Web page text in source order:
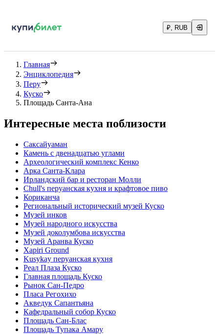
₽, RUB
Главная
Энциклопедия
Перу
Куско
Площадь Санта-Ана
Интересные места поблизости
Саксайуаман
Камень с двенадцатью углами
Археологический комплекс Кенко
Арка Санта-Клара
Ирландский бар и ресторан Молли
Chull's перуанская кухня и крафтовое пиво
Кориканча
Региональный исторический музей Куско
Музей инков
Музей народного искусства
Музей доколумбова искусства
Музей Аранва Куско
Xapiri Ground
Kusykay перуанская кухня
Реал Плаза Куско
Главная площадь Куско
Рынок Сан-Педро
Пласа Регохихо
Акведук Сапантьяна
Кафедральный собор Куско
Площадь Сан-Блас
Площадь Тупака Амару